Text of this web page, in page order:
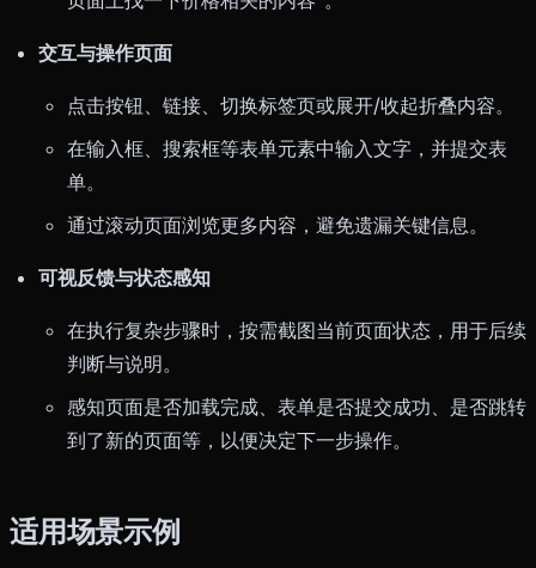
交互与操作页面
点击按钮、链接、切换标签页或展开/收起折叠内容。
在输入框、搜索框等表单元素中输入文字，并提交表
单。
通过滚动页面浏览更多内容，避免遗漏关键信息。
可视反馈与状态感知
在执行复杂步骤时，按需截图当前页面状态，用于后续
判断与说明。
感知页面是否加载完成、表单是否提交成功、是否跳转
到了新的页面等，以便决定下一步操作。
适用场景示例